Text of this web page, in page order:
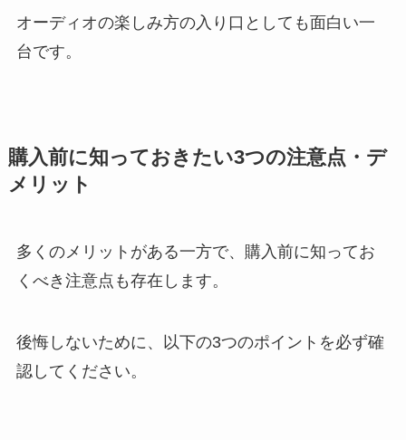
オーディオの楽しみ方の入り口としても面白い一
台です。
購入前に知っておきたい3つの注意点・デ
メリット
多くのメリットがある一方で、購入前に知ってお
くべき注意点も存在します。
後悔しないために、以下の3つのポイントを必ず確
認してください。